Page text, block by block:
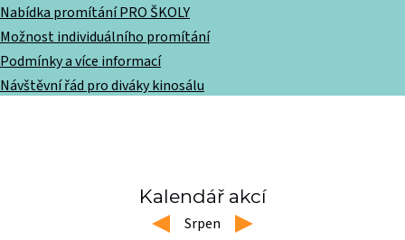
Nabídka promítání PRO ŠKOLY
Možnost individuálního promítání
Podmínky a více informací
Návštěvní řád pro diváky kinosálu
Kalendář akcí
left Srpen right